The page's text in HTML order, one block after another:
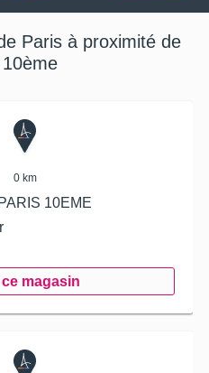
Paris à proximité de
0 km
10EME
magasin